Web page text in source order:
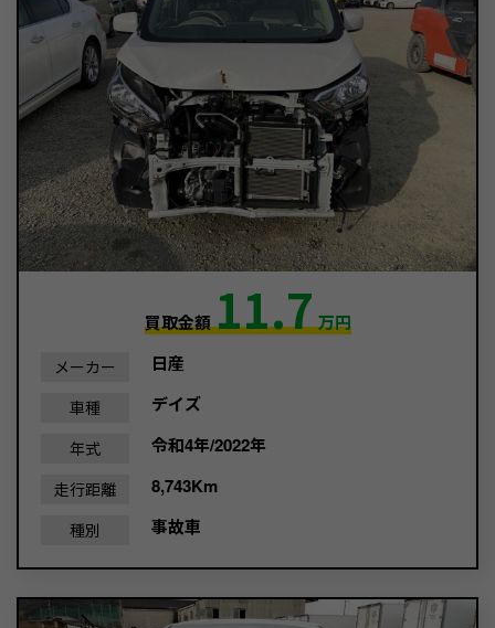
買取金額11.7万円
メーカー 日産
車種 デイズ
年式 令和4年/2022年
走行距離 8,743Km
種別 事故車